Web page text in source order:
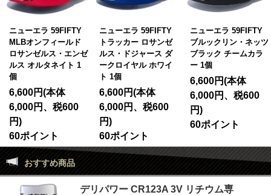
ニューエラ 59FIFTY
MLBオンフィールド
ロサンゼルス・エンゼ
ルス オルタネイト 1
個
6,600円(本体
6,000円、税600
円)
60ポイント
ニューエラ 59FIFTY
トラッカー ロサンゼ
ルス・ドジャース ダ
ークロイヤル ホワイ
ト 1個
6,600円(本体
6,000円、税600
円)
60ポイント
ニューエラ 59FIFTY
ブルックリン・ネッツ
ブラック チームカラ
ー 1個
6,600円(本体
6,000円、税600
円)
60ポイント
おすすめ商品
デリパワー CR123A 3V リチウム専